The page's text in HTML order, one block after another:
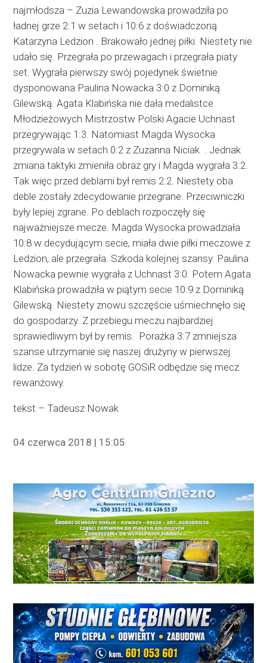
najmłodsza – Zuzia Lewandowska prowadziła po
ładnej grze 2:1 w setach i 10:6 z doświadczoną
Katarzyna Ledzion . Brakowało jednej piłki. Niestety nie
udało się. Przegrała po przewagach i przegrała piaty
set. Wygrała pierwszy swój pojedynek świetnie
dysponowana Paulina Nowacka 3:0 z Dominiką
Gilewską. Agata Klabińska nie dała medalistce
Młodzieżowych Mistrzostw Polski Agacie Uchnast
przegrywając 1:3. Natomiast Magda Wysocka
przegrywala w setach 0:2 z Zuzanna Niciak . Jednak
zmiana taktyki zmieniła obraz gry i Magda wygrała 3:2.
Tak więc przed deblami był remis 2:2. Niestety oba
deble zostały zdecydowanie przegrane. Przeciwniczki
były lepiej zgrane. Po deblach rozpoczęły się
najważniejsze mecze. Magda Wysocka prowadziała
10:8 w decydującym secie, miała dwie piłki meczowe z
Ledzion, ale przegrała. Szkoda kolejnej szansy. Paulina
Nowacka pewnie wygrała z Uchnast 3:0. Potem Agata
Klabińska prowadziła w piątym secie 10:9 z Dominiką
Gilewską. Niestety znowu szczęście uśmiechnęło się
do gospodarzy. Z przebiegu meczu najbardziej
sprawiedliwym był by remis. Porażka 3:7 zmniejsza
szanse utrzymanie się naszej drużyny w pierwszej
lidze. Za tydzień w sobotę GOSiR odbędzie się mecz
rewanżowy.
tekst – Tadeusz Nowak
04 czerwca 2018 | 15:05